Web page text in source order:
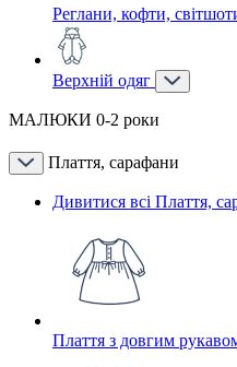
Реглани, кофти,
Верхній одяг
МАЛЮКИ 0-2 роки
Плаття, сарафани
Дивитися всі Плаття,
Плаття з довгим